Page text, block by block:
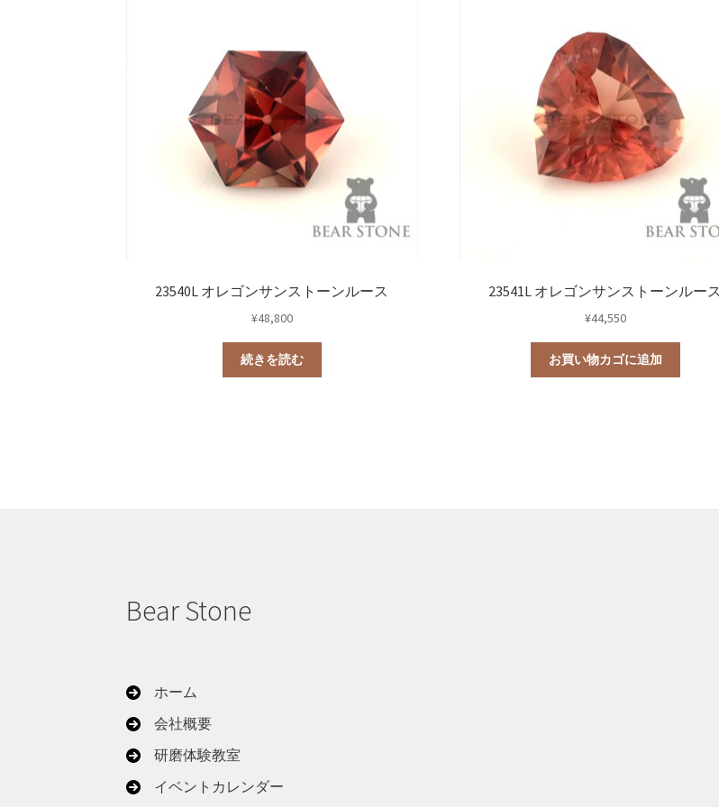
23540L オレゴンサンストーンルース
¥48,800
続きを読む
23541L オレゴンサンストーンルース
¥44,550
お買い物カゴに追加
Bear Stone
ホーム
会社概要
研磨体験教室
イベントカレンダー